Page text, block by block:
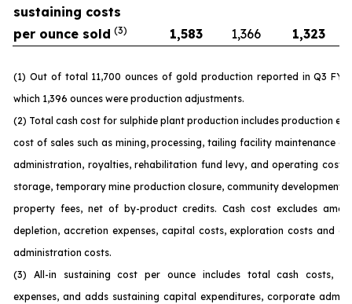
sustaining costs
per ounce sold (3) 1,583 1,366 1,323
(1) Out of total 11,700 ounces of gold production reported in Q3 FY
which 1,396 ounces were production adjustments.
(2) Total cash cost for sulphide plant production includes production
cost of sales such as mining, processing, tailing facility maintenance
administration, royalties, rehabilitation fund levy, and operating costs
storage, temporary mine production closure, community development
property fees, net of by-product credits. Cash cost excludes
depletion, accretion expenses, capital costs, exploration costs and
administration costs.
(3) All-in sustaining cost per ounce includes total cash costs,
expenses, and adds sustaining capital expenditures, corporate